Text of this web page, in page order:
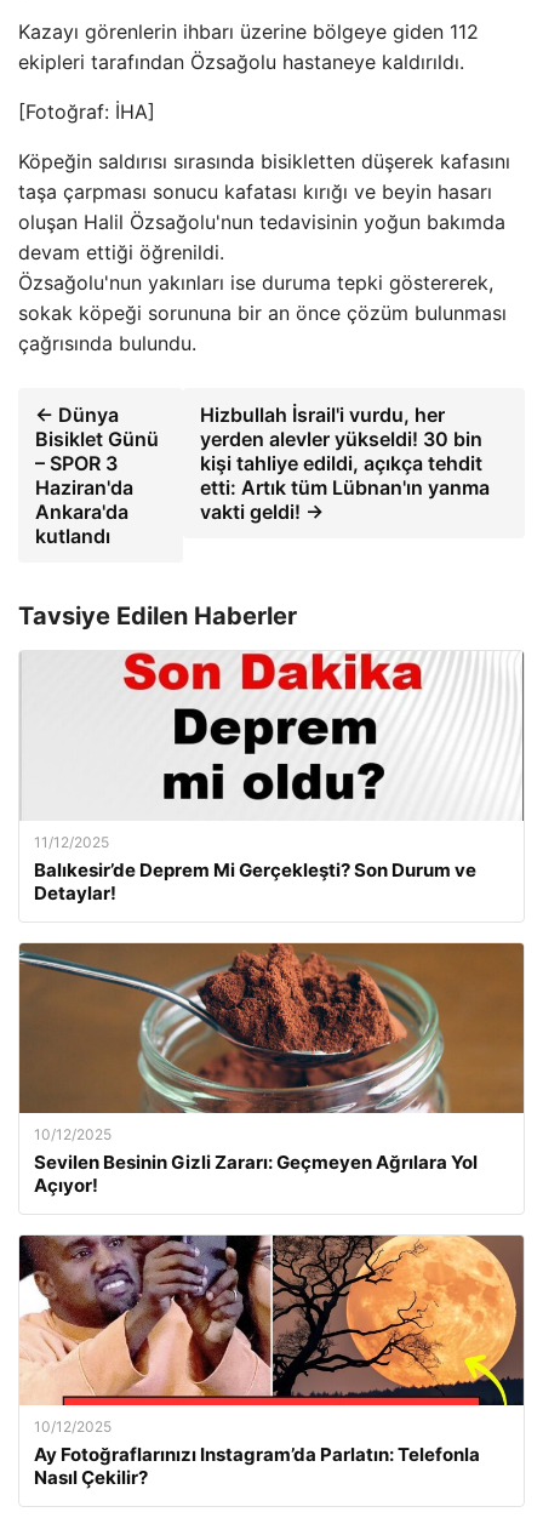
Kazayı görenlerin ihbarı üzerine bölgeye giden 112
ekipleri tarafından Özsağolu hastaneye kaldırıldı.
[Fotoğraf: İHA]
Köpeğin saldırısı sırasında bisikletten düşerek kafasını
taşa çarpması sonucu kafatası kırığı ve beyin hasarı
oluşan Halil Özsağolu'nun tedavisinin yoğun bakımda
devam ettiği öğrenildi.
Özsağolu'nun yakınları ise duruma tepki göstererek,
sokak köpeği sorununa bir an önce çözüm bulunması
çağrısında bulundu.
← Dünya
Bisiklet Günü
– SPOR 3
Haziran'da
Ankara'da
kutlandı
Hizbullah İsrail'i vurdu, her
yerden alevler yükseldi! 30 bin
kişi tahliye edildi, açıkça tehdit
etti: Artık tüm Lübnan'ın yanma
vakti geldi! →
Tavsiye Edilen Haberler
11/12/2025
Balıkesir’de Deprem Mi Gerçekleşti? Son Durum ve
Detaylar!
10/12/2025
Sevilen Besinin Gizli Zararı: Geçmeyen Ağrılara Yol
Açıyor!
10/12/2025
Ay Fotoğraflarınızı Instagram’da Parlatın: Telefonla
Nasıl Çekilir?